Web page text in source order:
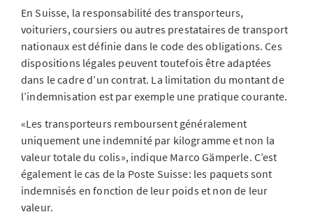
En Suisse, la responsabilité des transporteurs,
voituriers, coursiers ou autres prestataires de transport
nationaux est définie dans le code des obligations. Ces
dispositions légales peuvent toutefois être adaptées
dans le cadre d’un contrat. La limitation du montant de
l’indemnisation est par exemple une pratique courante.
«Les transporteurs remboursent généralement
uniquement une indemnité par kilogramme et non la
valeur totale du colis», indique Marco Gämperle. C’est
également le cas de la Poste Suisse: les paquets sont
indemnisés en fonction de leur poids et non de leur
valeur.